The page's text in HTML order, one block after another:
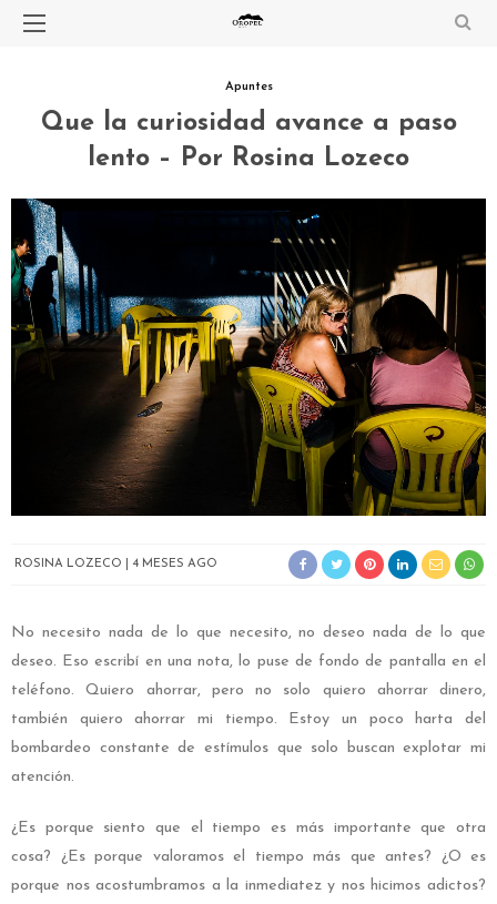
Apuntes
Que la curiosidad avance a paso
lento – Por Rosina Lozeco
ROSINA LOZECO 4 MESES AGO
No necesito nada de lo que necesito, no deseo nada de lo que
deseo. Eso escribí en una nota, lo puse de fondo de pantalla en el
teléfono. Quiero ahorrar, pero no solo quiero ahorrar dinero,
también quiero ahorrar mi tiempo. Estoy un poco harta del
bombardeo constante de estímulos que solo buscan explotar mi
atención.
¿Es porque siento que el tiempo es más importante que otra
cosa? ¿Es porque valoramos el tiempo más que antes? ¿O es
porque nos acostumbramos a la inmediatez y nos hicimos adictos?